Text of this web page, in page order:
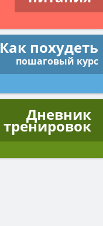
Как похудеть
пошаговый курс
Дневник
тренировок